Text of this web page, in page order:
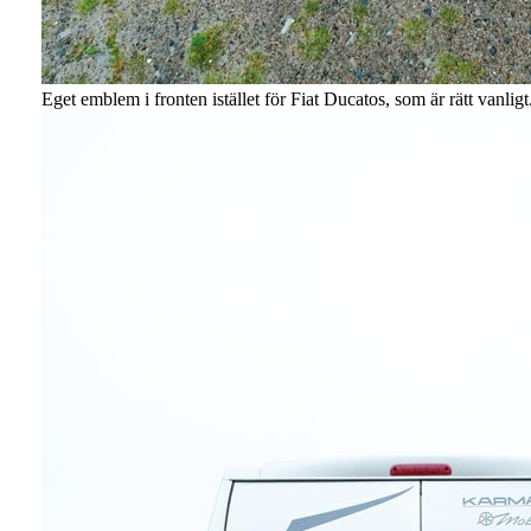
Eget emblem i fronten istället för Fiat Ducatos, som är rätt